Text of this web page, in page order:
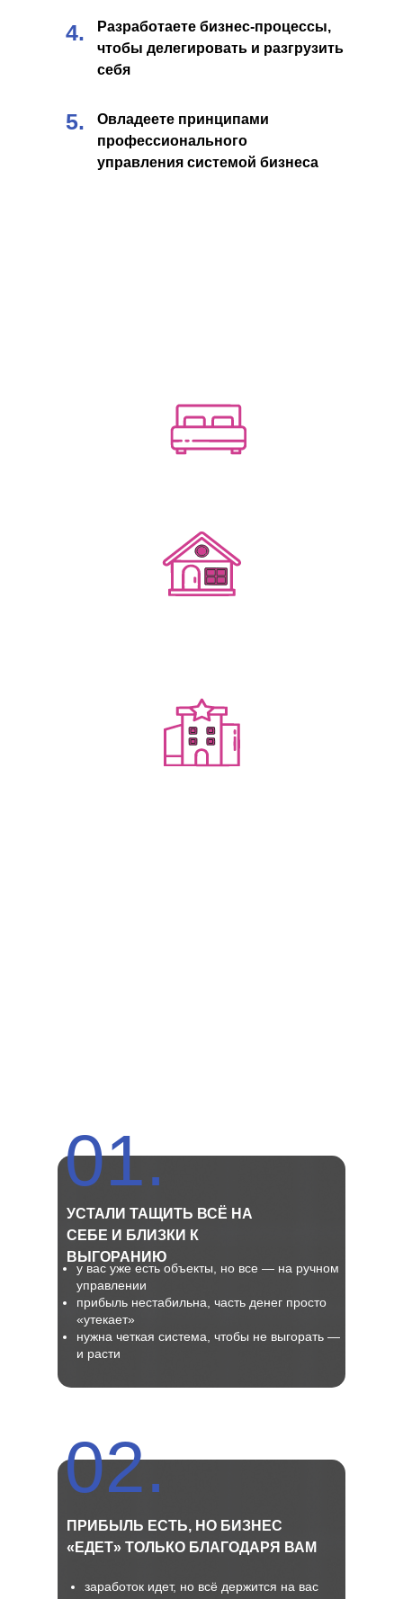
Овладеете принципами
профессионального
управления системой бизнеса
5.
Разработаете бизнес-процессы,
чтобы делегировать и разгрузить
себя
4.
01.
02.
УСТАЛИ ТАЩИТЬ ВСЁ НА
СЕБЕ И БЛИЗКИ К
ВЫГОРАНИЮ
ПРИБЫЛЬ ЕСТЬ, НО БИЗНЕС
«ЕДЕТ» ТОЛЬКО БЛАГОДАРЯ ВАМ
у вас уже есть объекты, но все — на ручном
управлении
прибыль нестабильна, часть денег просто
«утекает»
нужна четкая система, чтобы не выгорать —
и расти
заработок идет, но всё держится на вас